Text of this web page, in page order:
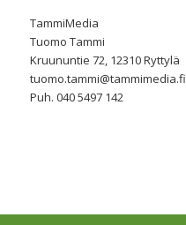
TammiMedia
Tuomo Tammi
Kruununtie 72, 12310 Ryttylä
tuomo.tammi@tammimedia.fi
Puh. 040 5497 142